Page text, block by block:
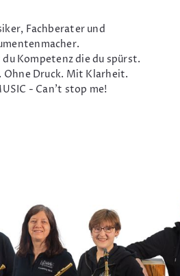
Fachberater und
du Kompetenz die du spürst.
Ohne Druck. Mit Klarheit.
- Can't stop me!